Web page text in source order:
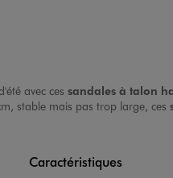
avec ces sandales à talon
stable mais pas trop large, ces
Caractéristiques